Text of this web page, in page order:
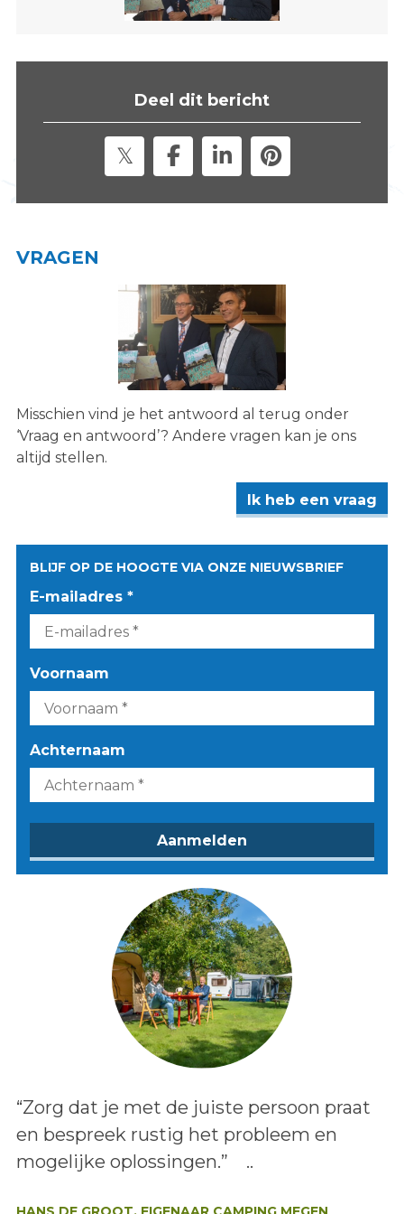
t
Deel dit bericht
VRAGEN
Misschien vind je het antwoord al terug onder
‘Vraag en antwoord’? Andere vragen kan je ons
altijd stellen.
Ik heb een vraag
BLIJF OP DE HOOGTE VIA ONZE NIEUWSBRIEF
E-mailadres *
Voornaam
Achternaam
Lees het bericht:
“Zorg dat je met de juiste persoon praat
en bespreek rustig het probleem en
mogelijke oplossingen.” ..